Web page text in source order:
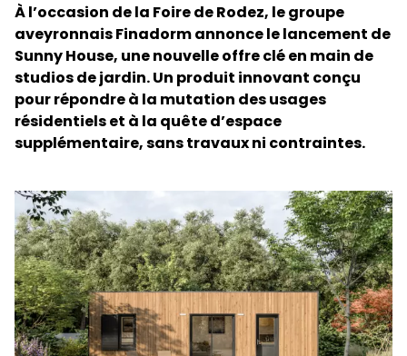
À l’occasion de la Foire de Rodez, le groupe
aveyronnais Finadorm annonce le lancement de
Sunny House, une nouvelle offre clé en main de
studios de jardin. Un produit innovant conçu
pour répondre à la mutation des usages
résidentiels et à la quête d’espace
supplémentaire, sans travaux ni contraintes.